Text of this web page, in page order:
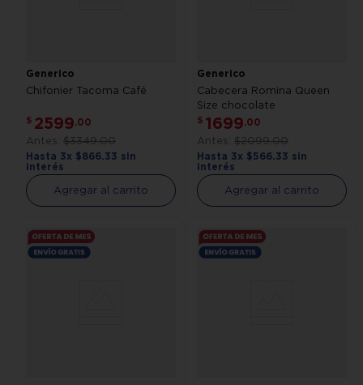
Generico
Chifonier Tacoma Café
$ 2599.00
$3349.00
Hasta 3x $866. 33 sin
interés
Agregar al carrito
Generico
Cabecera Romina Queen
Size chocolate
$ 1699.00
$2099.00
Hasta 3x $566. 33 sin
interés
Agregar al carrito